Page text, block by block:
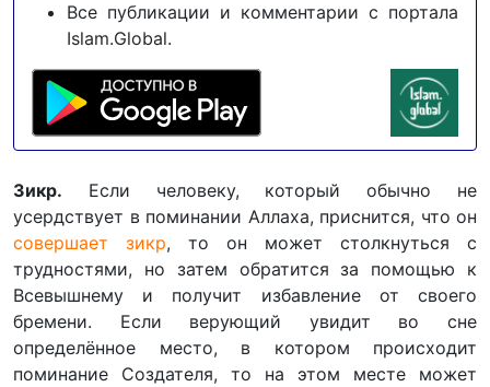
Все публикации и комментарии с портала
Islam.Global.
Зикр. Если человеку, который обычно не
усердствует в поминании Аллаха, приснится, что он
совершает зикр, то он может столкнуться с
трудностями, но затем обратится за помощью к
Всевышнему и получит избавление от своего
бремени. Если верующий увидит во сне
определённое место, в котором происходит
поминание Создателя, то на этом месте может